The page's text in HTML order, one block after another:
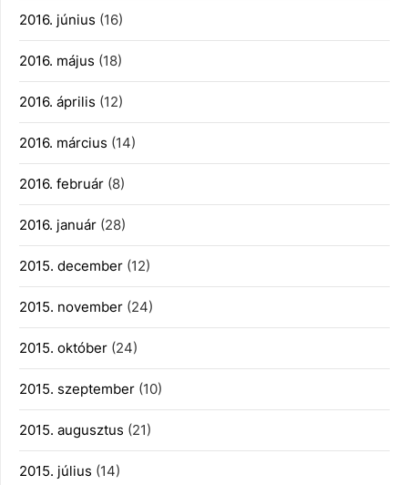
2016. június (16)
2016. május (18)
2016. április (12)
2016. március (14)
2016. február (8)
2016. január (28)
2015. december (12)
2015. november (24)
2015. október (24)
2015. szeptember (10)
2015. augusztus (21)
2015. július (14)